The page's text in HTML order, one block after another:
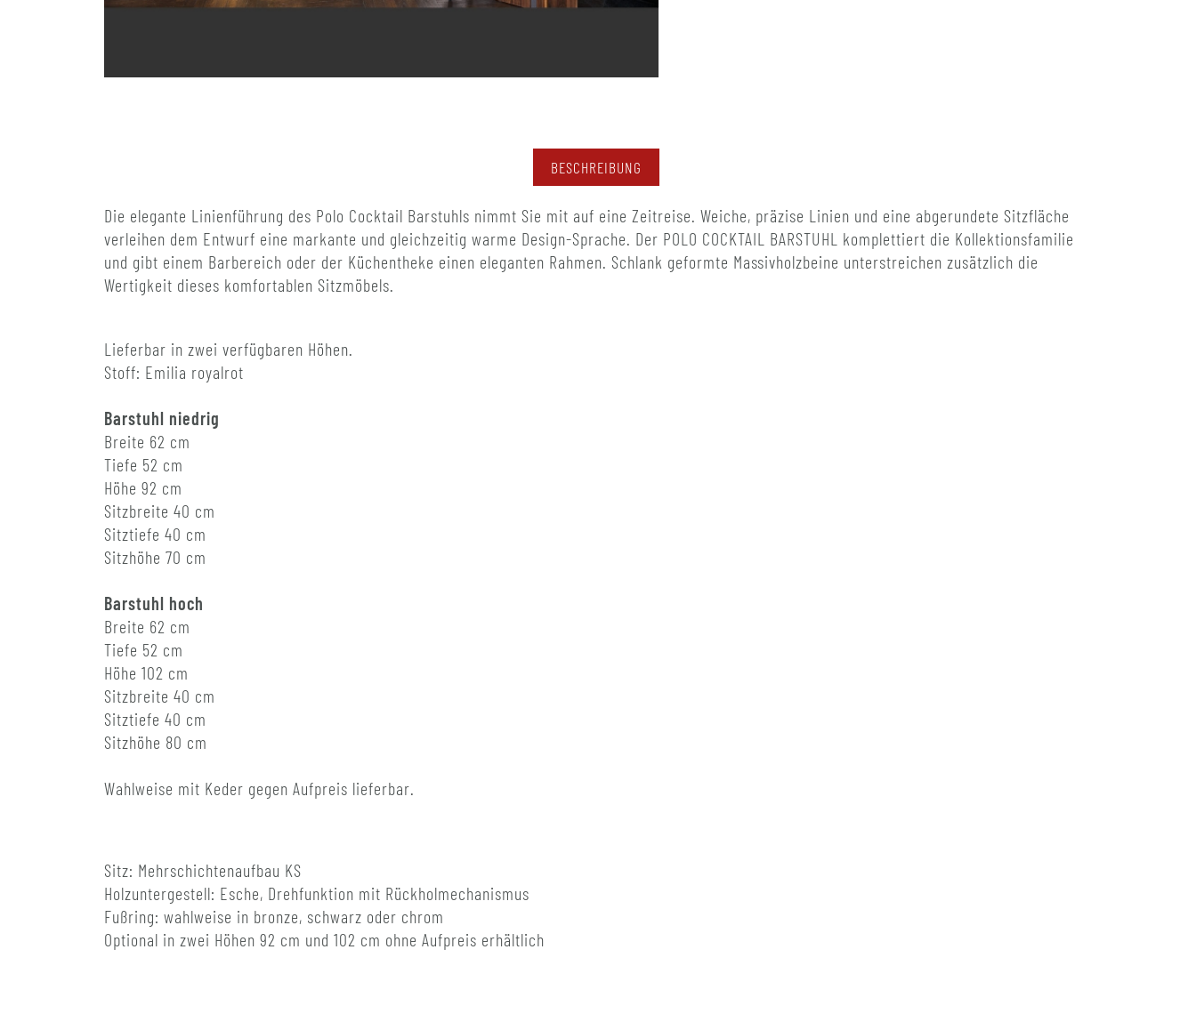
BESCHREIBUNG
Die elegante Linienführung des Polo Cocktail Barstuhls nimmt Sie mit auf eine Zeitreise. Weiche, präzise Linien und eine abgerundete Sitzfläche
verleihen dem Entwurf eine markante und gleichzeitig warme Design-Sprache. Der POLO COCKTAIL BARSTUHL komplettiert die Kollektionsfamilie
und gibt einem Barbereich oder der Küchentheke einen eleganten Rahmen. Schlank geformte Massivholzbeine unterstreichen zusätzlich die
Wertigkeit dieses komfortablen Sitzmöbels.
Lieferbar in zwei verfügbaren Höhen.
Stoff: Emilia royalrot
Barstuhl niedrig
Breite 62 cm
Tiefe 52 cm
Höhe 92 cm
Sitzbreite 40 cm
Sitztiefe 40 cm
Sitzhöhe 70 cm
Barstuhl hoch
Breite 62 cm
Tiefe 52 cm
Höhe 102 cm
Sitzbreite 40 cm
Sitztiefe 40 cm
Sitzhöhe 80 cm
Wahlweise mit Keder gegen Aufpreis lieferbar.
Sitz: Mehrschichtenaufbau KS
Holzuntergestell: Esche, Drehfunktion mit Rückholmechanismus
Fußring: wahlweise in bronze, schwarz oder chrom
Optional in zwei Höhen 92 cm und 102 cm ohne Aufpreis erhältlich